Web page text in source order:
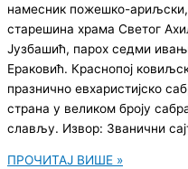
намесник пожешко-ариљски,
старешина храма Светог
Јузбашић, парох седми
Ераковић. Краснопој
празнично евхаристијско
страна у великом броју
слављу. Извор: Званични
ПРОЧИТАЈ ВИШЕ »